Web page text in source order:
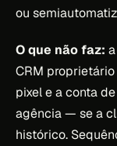
ou
O que não faz:
CRM
pixel e a conta
agência — se a
histórico.